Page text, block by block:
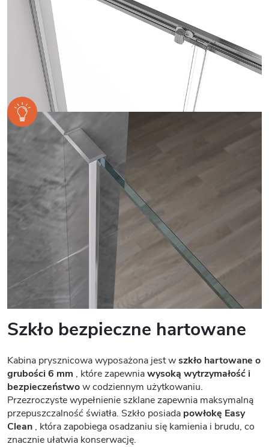
Szkło bezpieczne hartowane
Kabina prysznicowa wyposażona jest wszkło hartowane o
grubości 6 mm , które zapewniawysoką wytrzymałość i
bezpieczeństwow codziennym użytkowaniu.
Przezroczyste wypełnienie szklane zapewnia maksymalną
przepuszczalność światła. Szkło posiada powłokę Easy
Clean , która zapobiega osadzaniu się kamienia i brudu, co
znacznie ułatwia konserwację.